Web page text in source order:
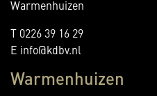
Warmenhuizen
T 0226 39 16 29
E info@kdbv.nl
Warmenhuizen